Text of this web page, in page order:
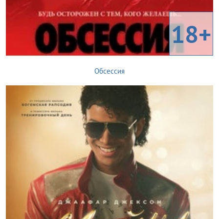
18+
Обсессия